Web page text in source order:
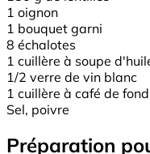
1 oignon
1 bouquet garni
8 échalotes
1 cuillère à soupe
1/2 verre de vin blanc
1 cuillère à café de
Sel, poivre
Préparation